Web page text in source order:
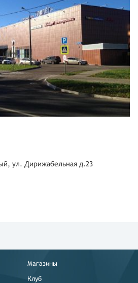
ул. Дирижабельная д.23
Магазины
Клуб